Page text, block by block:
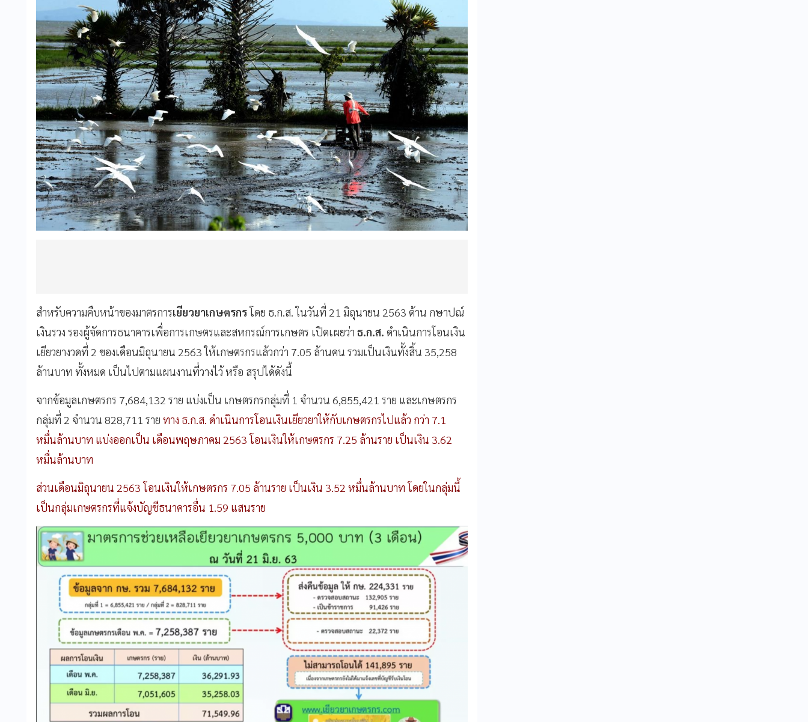
สำหรับความคืบหน้าของมาตรการเยียวยาเกษตรกรโดย ธ.ก.ส.ในวันที่ 21 มิถุนายน 2563 ด้าน กษาปณ์
เงินรวง รองผู้จัดการธนาคารเพื่อการเกษตรและสหกรณ์การเกษตร เปิดเผยว่า ธ.ก.ส. ดำเนินการโอนเงิน
เยียวยางวดที่ 2 ของเดือนมิถุนายน 2563ให้เกษตรกรแล้วกว่า 7.05 ล้านคน รวมเป็นเงินทั้งสิ้น 35,258
ล้านบาท ทั้งหมด เป็นไปตามแผนงานที่วางไว้หรือ สรุปได้ดังนี้
จากข้อมูลเกษตรกร 7,684,132 ราย แบ่งเป็น เกษตรกรกลุ่มที่ 1 จำนวน 6,855,421 ราย และเกษตรกร
กลุ่มที่ 2 จำนวน 828,711 ราย ทาง ธ.ก.ส. ดำเนินการโอนเงินเยียวยาให้กับเกษตรกรไปแล้ว กว่า 7.1
หมื่นล้านบาท แบ่งออกเป็น เดือนพฤษภาคม 2563โอนเงินให้เกษตรกร 7.25 ล้านราย เป็นเงิน 3.62
หมื่นล้านบาท
ส่วนเดือนมิถุนายน 2563โอนเงินให้เกษตรกร 7.05 ล้านราย เป็นเงิน 3.52 หมื่นล้านบาท โดยในกลุ่มนี้
เป็นกลุ่มเกษตรกรที่แจ้งบัญชีธนาคารอื่น 1.59 แสนราย